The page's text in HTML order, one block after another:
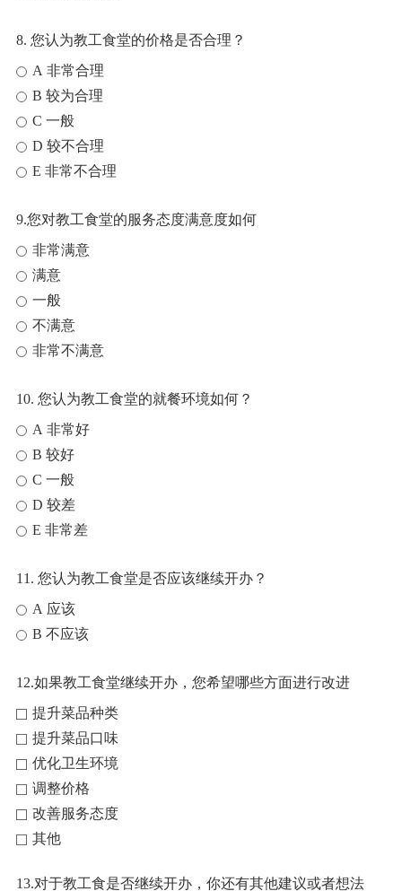
8. 您认为教工食堂的价格是否合理？
A 非常合理
B 较为合理
C 一般
D 较不合理
E 非常不合理
9.您对教工食堂的服务态度满意度如何
非常满意
满意
一般
不满意
非常不满意
10. 您认为教工食堂的就餐环境如何？
A 非常好
B 较好
C 一般
D 较差
E 非常差
11. 您认为教工食堂是否应该继续开办？
A 应该
B 不应该
12.如果教工食堂继续开办，您希望哪些方面进行改进
提升菜品种类
提升菜品口味
优化卫生环境
调整价格
改善服务态度
其他
13.对于教工食是否继续开办，你还有其他建议或者想法